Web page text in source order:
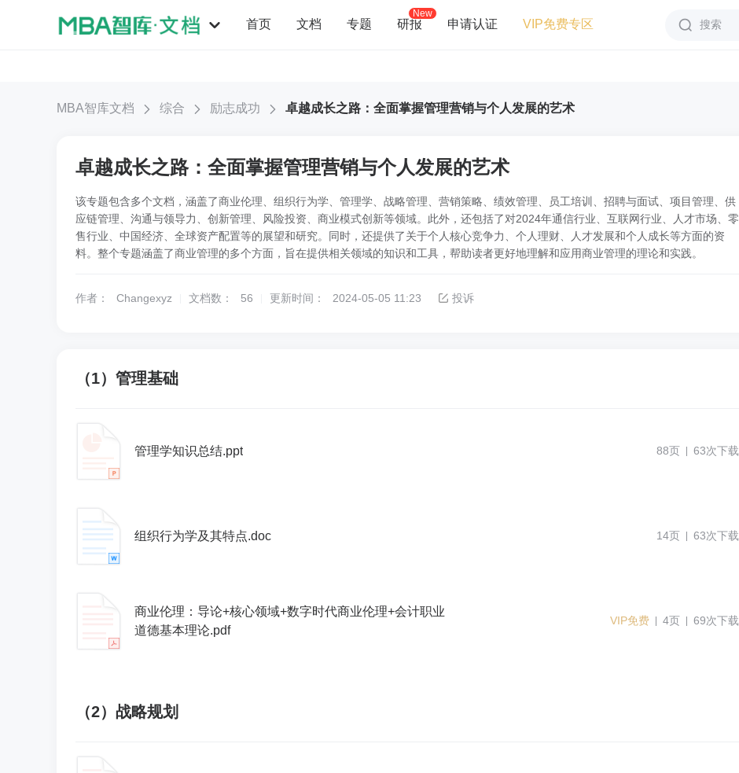
首页 文档 专题 研报
New
申请认证 VIP免费专区
搜索
MBA智库文档 综合 励志成功 卓越成长之路：全面掌握管理营销与个人发展的艺术
卓越成长之路：全面掌握管理营销与个人发展的艺术
该专题包含多个文档，涵盖了商业伦理、组织行为学、管理学、战略管理、营销策略、绩效管理、员工培训、招聘与面试、项目管理、供
应链管理、沟通与领导力、创新管理、风险投资、商业模式创新等领域。此外，还包括了对2024年通信行业、互联网行业、人才市场、零
售行业、中国经济、全球资产配置等的展望和研究。同时，还提供了关于个人核心竞争力、个人理财、人才发展和个人成长等方面的资
料。整个专题涵盖了商业管理的多个方面，旨在提供相关领域的知识和工具，帮助读者更好地理解和应用商业管理的理论和实践。
作者： Changexyz 文档数： 56 更新时间： 2024-05-05 11:23 投诉
（1）管理基础
管理学知识总结.ppt 88页 63次下载
组织行为学及其特点.doc 14页 63次下载
商业伦理：导论+核心领域+数字时代商业伦理+会计职业
道德基本理论.pdf
VIP免费 4页 69次下载
（2）战略规划